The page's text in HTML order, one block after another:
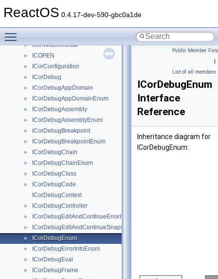
ReactOS 0.4.17-dev-590-gbc0a1de
► IContinueCallback
► IconWatcherData
► ICOPEN
► ICorConfiguration
► ICorDebug
► ICorDebugAppDomain
► ICorDebugAppDomainEnum
► ICorDebugAssembly
► ICorDebugAssemblyEnum
► ICorDebugBreakpoint
► ICorDebugBreakpointEnum
► ICorDebugChain
► ICorDebugChainEnum
► ICorDebugClass
►
ICorDebugCode
ICorDebugContext
► ICorDebugController
► ICorDebugEditAndContinueErrorInfo
► ICorDebugEditAndContinueSnapshot
► ICorDebugEnum
► ICorDebugErrorInfoEnum
► ICorDebugEval
► ICorDebugFrame
Public Member
|
List of all members
ICorDebugEnum
Interface
Reference
Inheritance diagram for
ICorDebugEnum: